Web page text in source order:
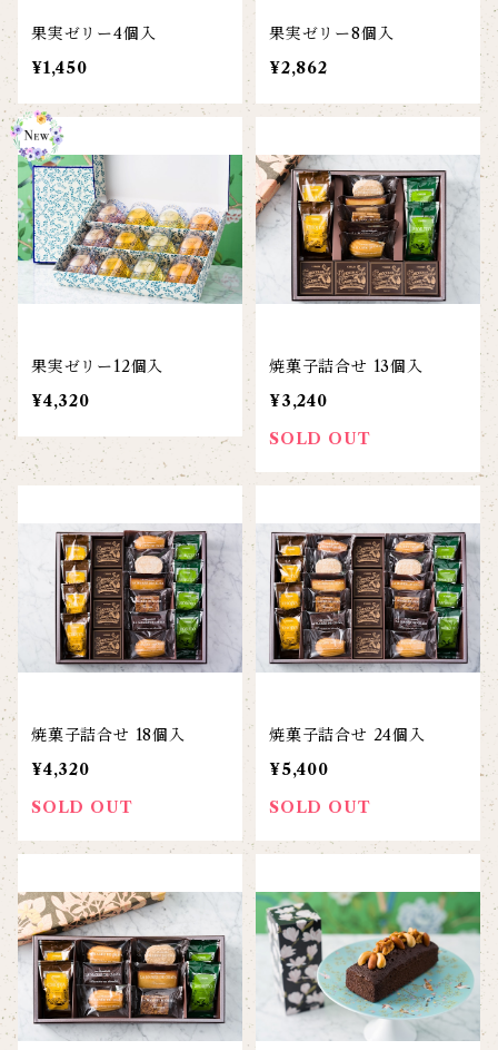
果実ゼリー4個入
¥1,450
果実ゼリー8個入
¥2,862
果実ゼリー12個入
¥4,320
焼菓子詰合せ 13個入
¥3,240
SOLD OUT
焼菓子詰合せ 18個入
¥4,320
SOLD OUT
焼菓子詰合せ 24個入
¥5,400
SOLD OUT